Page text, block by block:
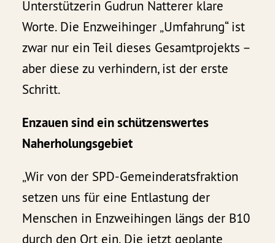
Unterstützerin Gudrun Natterer klare
Worte. Die Enzweihinger „Umfahrung“ ist
zwar nur ein Teil dieses Gesamtprojekts –
aber diese zu verhindern, ist der erste
Schritt.
Enzauen sind ein schützenswertes
Naherholungsgebiet
„Wir von der SPD-Gemeinderatsfraktion
setzen uns für eine Entlastung der
Menschen in Enzweihingen längs der B10
durch den Ort ein. Die jetzt geplante